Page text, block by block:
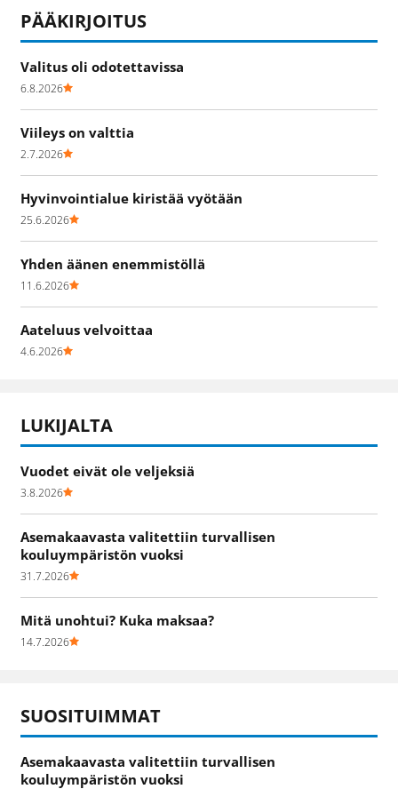
PÄÄKIRJOITUS
Valitus oli odotettavissa
6.8.2026
Viileys on valttia
2.7.2026
Hyvinvointialue kiristää vyötään
25.6.2026
Yhden äänen enemmistöllä
11.6.2026
Aateluus velvoittaa
4.6.2026
LUKIJALTA
Vuodet eivät ole veljeksiä
3.8.2026
Asemakaavasta valitettiin turvallisen
kouluympäristön vuoksi
31.7.2026
Mitä unohtui? Kuka maksaa?
14.7.2026
SUOSITUIMMAT
Asemakaavasta valitettiin turvallisen
kouluympäristön vuoksi